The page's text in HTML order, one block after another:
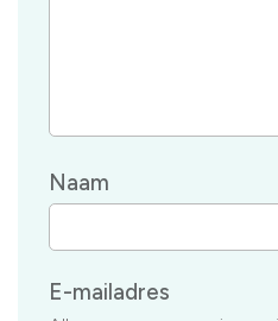
Naam
E-mailadres